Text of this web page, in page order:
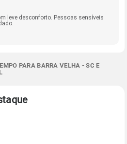
leve desconforto. Pessoas sensíveis
PARA BARRA VELHA - SC E